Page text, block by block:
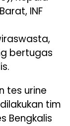
INF
bertugas
tes urine
tim
Bengkalis